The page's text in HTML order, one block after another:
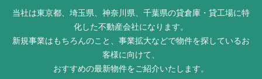
当社は東京都、埼玉県、神奈川県、千葉県の貸倉庫・貸工場に特
化した不動産会社になります。
新規事業はもちろんのこと、事業拡大などで物件を探しているお
客様に向けて、
おすすめの最新物件をご紹介いたします。